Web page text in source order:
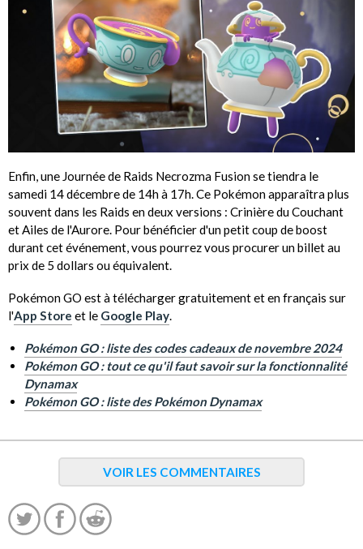
Enfin, une Journée de Raids Necrozma Fusion se tiendra le
samedi 14 décembre de 14h à 17h. Ce Pokémon apparaîtra plus
souvent dans les Raids en deux versions : Crinière du Couchant
et Ailes de l'Aurore. Pour bénéficier d'un petit coup de boost
durant cet événement, vous pourrez vous procurer un billet au
prix de 5 dollars ou équivalent.
Pokémon GO est à télécharger gratuitement et en français sur
l'App Store et le Google Play.
Pokémon GO : liste des codes cadeaux de novembre 2024
Pokémon GO : tout ce qu'il faut savoir sur la fonctionnalité
Dynamax
Pokémon GO : liste des Pokémon Dynamax
VOIR LES COMMENTAIRES